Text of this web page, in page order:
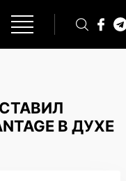
В ДУХЕ